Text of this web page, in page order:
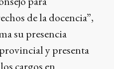
de la docencia”,
su presencia
y presenta